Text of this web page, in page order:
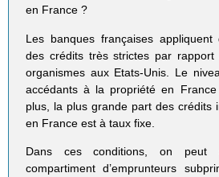
en France ?
Les banques françaises appliquent
des crédits très strictes par
organismes aux Etats-Unis. Le
accédants à la propriété en
plus, la plus grande part des crédits
en France est à taux fixe.
Dans ces conditions, on peut
compartiment d’emprunteurs